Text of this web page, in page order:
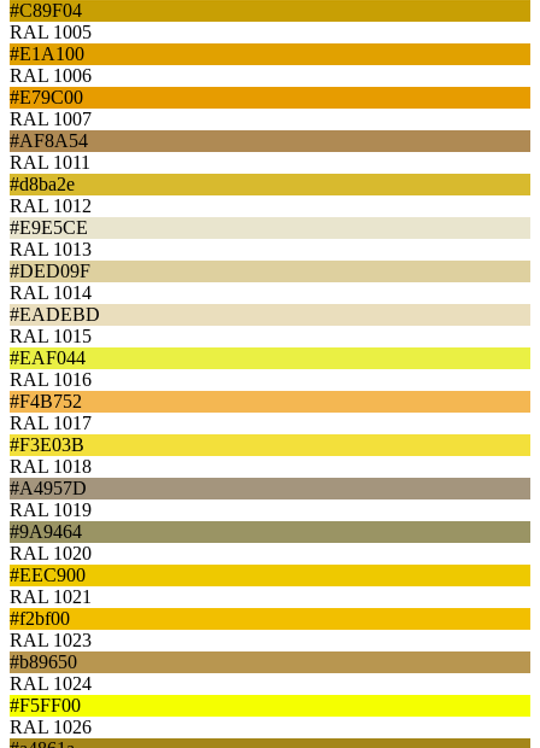
#C89F04
RAL 1005
#E1A100
RAL 1006
#E79C00
RAL 1007
#AF8A54
RAL 1011
#d8ba2e
RAL 1012
#E9E5CE
RAL 1013
#DED09F
RAL 1014
#EADEBD
RAL 1015
#EAF044
RAL 1016
#F4B752
RAL 1017
#F3E03B
RAL 1018
#A4957D
RAL 1019
#9A9464
RAL 1020
#EEC900
RAL 1021
#f2bf00
RAL 1023
#b89650
RAL 1024
#F5FF00
RAL 1026